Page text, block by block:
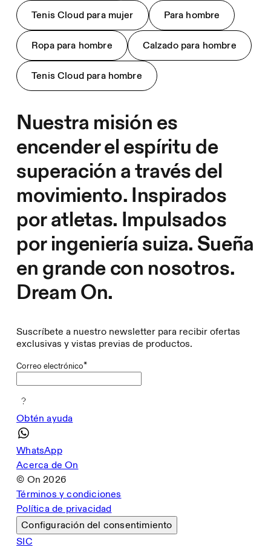
Tenis Cloud para mujer Para hombre
Ropa para hombre Calzado para hombre
Tenis Cloud para hombre
Nuestra misión es
encender el espíritu de
superación a través del
movimiento. Inspirados
por atletas. Impulsados
por ingeniería suiza. Sueña
en grande con nosotros.
Dream On.
Suscríbete a nuestro newsletter para recibir ofertas
exclusivas y vistas previas de productos.
Correo electrónico*
Obtén ayuda
WhatsApp
Acerca de On
© On2026
Términos y condiciones
Política de privacidad
Configuración del consentimiento
SIC